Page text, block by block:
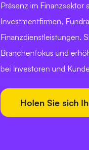
Präsenz im Finanzsektor
Investmentfirmen,
Finanzdienstleistungen.
Branchenfokus und
bei Investoren und
Holen Sie sich